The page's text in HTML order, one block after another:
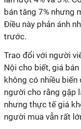
bán tăng 7% nhưng
Điều này phản ánh
trước.
Trao đổi với người
Nội cho biết, giá
không có nhiều
người cho rằng gặp
nhưng thực tế giá
người mua vẫn rất